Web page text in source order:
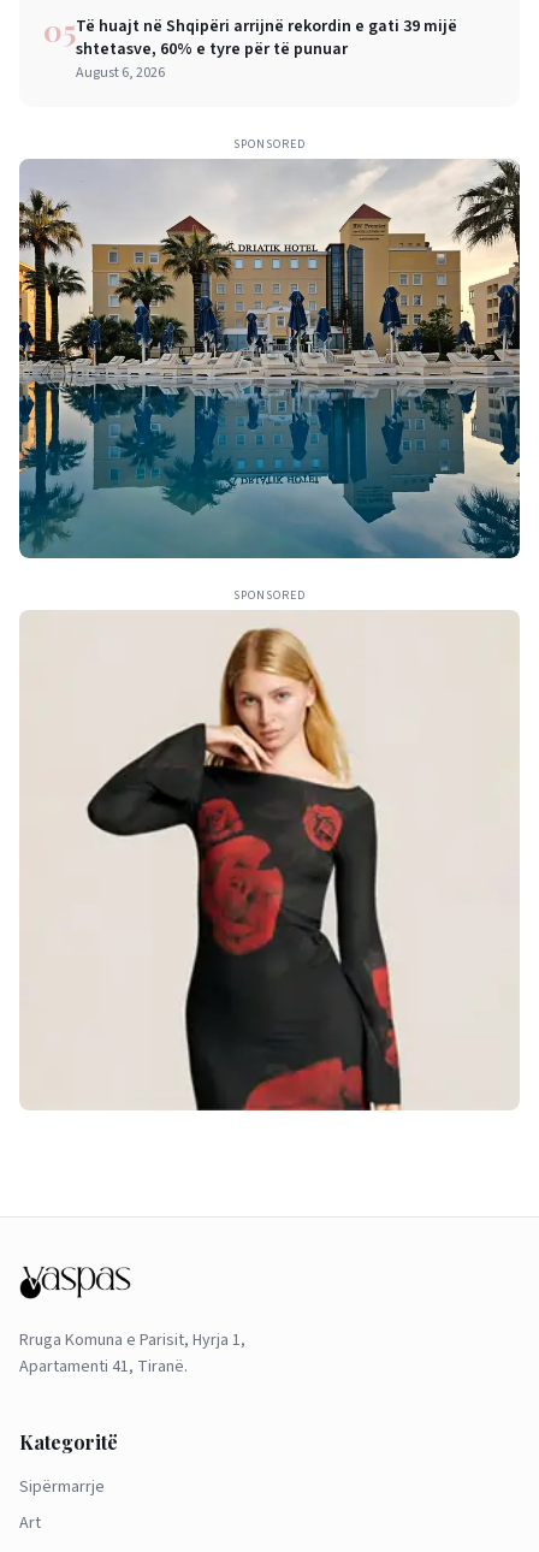
05Të huajt në Shqipëri arrijnë rekordin e gati 39 mijë
shtetasve, 60% e tyre për të punuar
August 6, 2026
SPONSORED
SPONSORED
Rruga Komuna e Parisit, Hyrja 1,
Apartamenti 41, Tiranë.
Kategoritë
Sipërmarrje
Art